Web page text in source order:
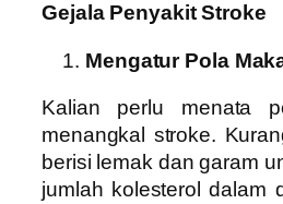
Gejala Penyakit Stroke
Mengatur Pola
Kalian perlu menata
menangkal stroke.
berisi lemak dan garam
jumlah kolesterol dalam